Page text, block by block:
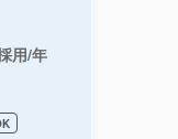
用/年